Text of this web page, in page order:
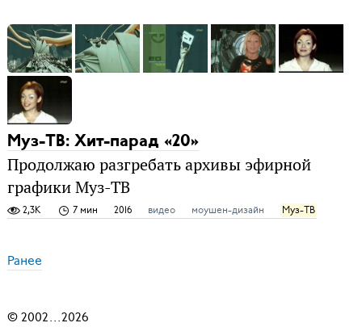
Муз-ТВ: Хит-парад «20»
Продолжаю разгребать архивы эфирной
графики Муз-ТВ
2,3K 7 мин 2016 видео моушен-дизайн Муз-ТВ
Ранее
© 2002...2026